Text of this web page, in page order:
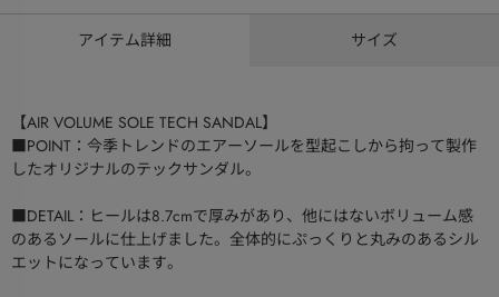
アイテム詳細 サイズ
【AIR VOLUME SOLE TECH SANDAL】
■POINT：今季トレンドのエアーソールを型起こしから拘って製作
したオリジナルのテックサンダル。
■DETAIL：ヒールは8.7cmで厚みがあり、他にはないボリューム感
のあるソールに仕上げました。全体的にぷっくりと丸みのあるシル
エットになっています。